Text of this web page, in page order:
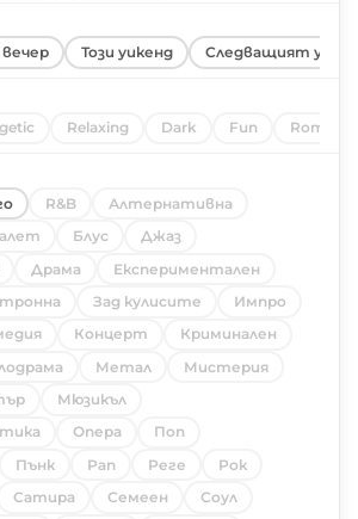
вечер Този уикенд Следващият
Relaxing Dark Fun
R&B
Алтернативна
Блус
Джаз
Драма
Експериментален
Зад кулисите
Импро
Концерт
Криминален
Метал
Мистерия
Мюзикъл
Опера
Поп
Пънк Рап Реге
Рок
Сатира Семеен
Соул